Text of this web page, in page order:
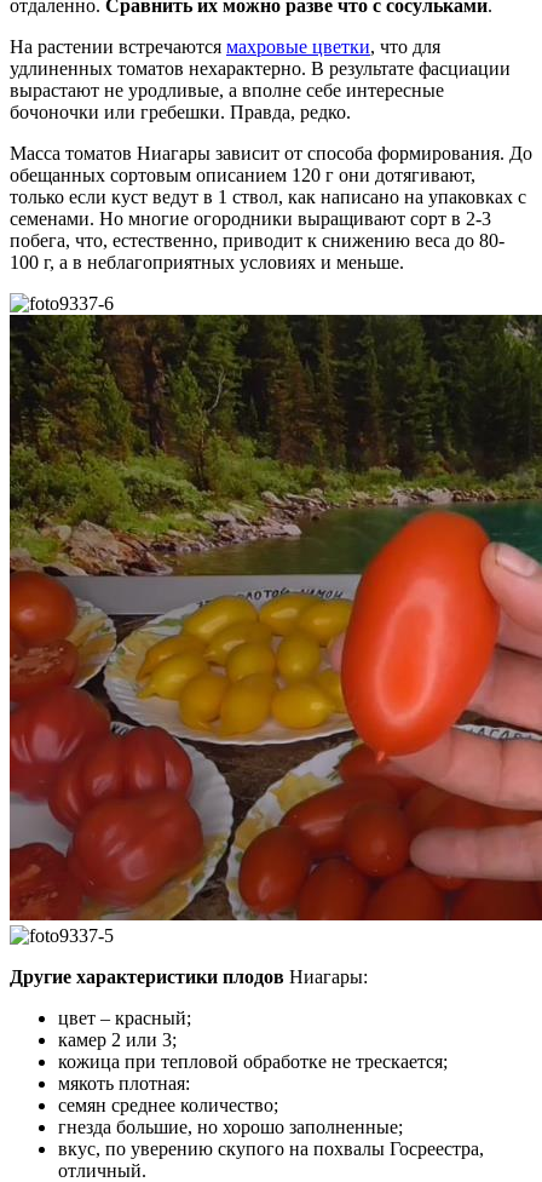
отдаленно. Сравнить их можно разве что с сосульками.
На растении встречаются махровые цветки, что для
удлиненных томатов нехарактерно. В результате фасциации
вырастают не уродливые, а вполне себе интересные
бочоночки или гребешки. Правда, редко.
Масса томатов Ниагары зависит от способа формирования. До
обещанных сортовым описанием 120 г они дотягивают,
только если куст ведут в 1 ствол, как написано на упаковках с
семенами. Но многие огородники выращивают сорт в 2-3
побега, что, естественно, приводит к снижению веса до 80-
100 г, а в неблагоприятных условиях и меньше.
Другие характеристики плодов Ниагары:
цвет – красный;
камер 2 или 3;
кожица при тепловой обработке не трескается;
мякоть плотная:
семян среднее количество;
гнезда большие, но хорошо заполненные;
вкус, по уверению скупого на похвалы Госреестра,
отличный.